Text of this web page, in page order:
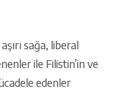
sağa, liberal
ile Filistin’in ve
edenler